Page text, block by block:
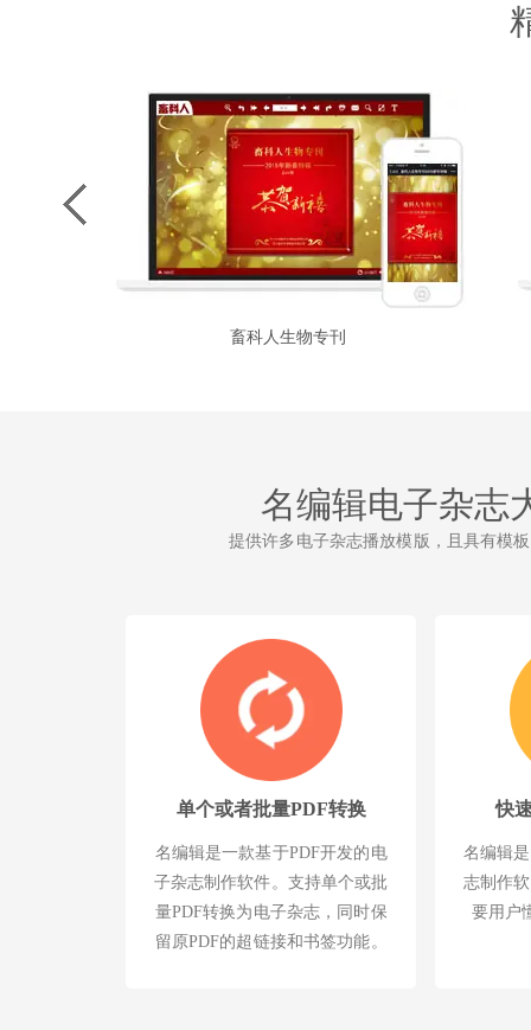
畜科人生物专刊
名编辑电子杂志
提供许多电子杂志播放模版，且具有模
单个或者批量PDF转换
名编辑是一款基于PDF开发的电
子杂志制作软件。支持单个或批
量PDF转换为电子杂志，同时保
留原PDF的超链接和书签功能。
快
名编辑
志制作
要用户